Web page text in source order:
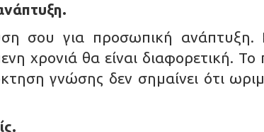
σου για προσωπική ανάπτυξη.
χρονιά θα είναι διαφορετική. Το
γνώσης δεν σημαίνει ότι